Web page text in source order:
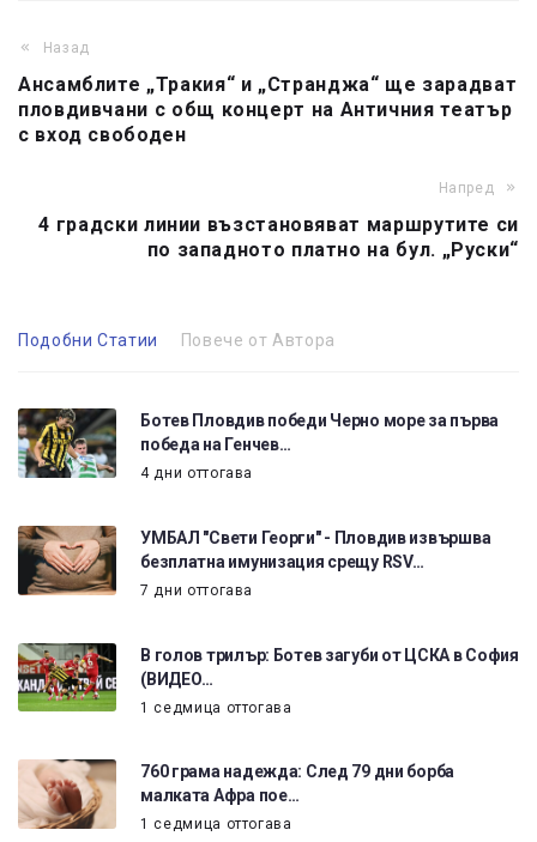
Назад
Ансамблите „Тракия“ и „Странджа“ ще зарадват
пловдивчани с общ концерт на Античния театър
с вход свободен
Напред
4 градски линии възстановяват маршрутите си
по западното платно на бул. „Руски“
Подобни Статии Повече от Автора
Ботев Пловдив победи Черно море за първа
победа на Генчев…
4 дни оттогава
УМБАЛ "Свети Георги" - Пловдив извършва
безплатна имунизация срещу RSV…
7 дни оттогава
В голов трилър: Ботев загуби от ЦСКА в София
(ВИДЕО…
1 седмица оттогава
760 грама надежда: След 79 дни борба
малката Афра пое…
1 седмица оттогава